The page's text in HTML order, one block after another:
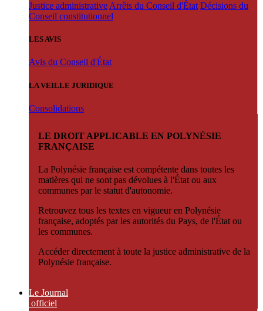
Justice administrative Arrêts du Conseil d'État Décisions du
Conseil constitutionnel
LES AVIS
Avis du Conseil d'État
LA VEILLE JURIDIQUE
Consolidations
LE DROIT APPLICABLE EN POLYNÉSIE
FRANÇAISE
La Polynésie française est compétente dans toutes les
matières qui ne sont pas dévolues à l'État ou aux
communes par le statut d'autonomie.
Retrouvez tous les textes en vigueur en Polynésie
française, adoptés par les autorités du Pays, de l'État ou
les communes.
Accéder directement à toute la justice administrative de la
Polynésie française.
Le Journal
officiel